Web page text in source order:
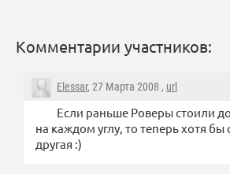
Комментарии участников:
Elessar, 27 Марта 2008 , url
Если раньше Роверы стоили
на каждом углу, то теперь хотя бы
другая :)